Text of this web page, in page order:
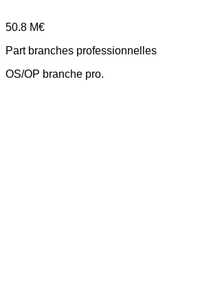
50.8 M€
Part branches professionnelles
OS/OP branche pro.